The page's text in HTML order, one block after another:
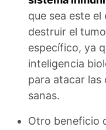
que sea este
destruir el
específico, ya
inteligencia
para atacar las
sanas.
Otro beneficio